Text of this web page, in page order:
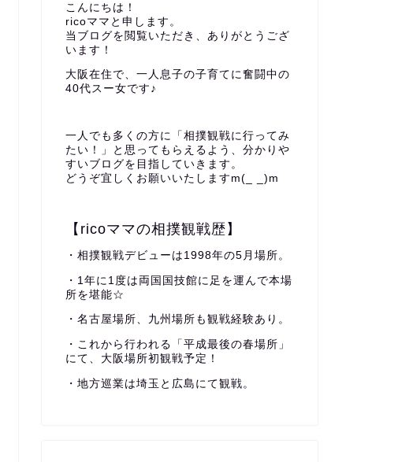
こんにちは！
ricoママと申します。
当ブログを閲覧いただき、ありがとうござ
います！
大阪在住で、一人息子の子育てに奮闘中の
40代スー女です♪
一人でも多くの方に「相撲観戦に行ってみ
たい！」と思ってもらえるよう、分かりや
すいブログを目指していきます。
どうぞ宜しくお願いいたしますm(_ _)m
【ricoママの相撲観戦歴】
・相撲観戦デビューは1998年の5月場所。
・1年に1度は両国国技館に足を運んで本場
所を堪能☆
・名古屋場所、九州場所も観戦経験あり。
・これから行われる「平成最後の春場所」
にて、大阪場所初観戦予定！
・地方巡業は埼玉と広島にて観戦。